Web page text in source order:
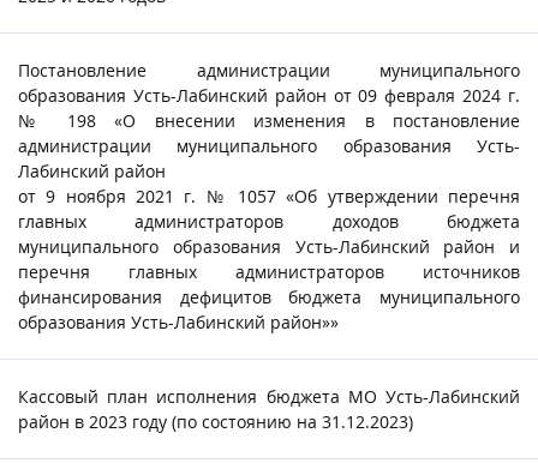
Постановление администрации муниципального
образования Усть-Лабинский район от 09 февраля 2024 г.
№ 198 «О внесении изменения в постановление
администрации муниципального образования Усть-
Лабинский район
от 9 ноября 2021 г. № 1057 «Об утверждении перечня
главных администраторов доходов бюджета
муниципального образования Усть-Лабинский район и
перечня главных администраторов источников
финансирования дефицитов бюджета муниципального
образования Усть-Лабинский район»»
Кассовый план исполнения бюджета МО Усть-Лабинский
район в 2023 году (по состоянию на 31.12.2023)